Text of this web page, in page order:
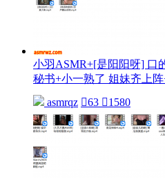
小羽ASMR+[是阳阳呀] 口
秘书+小一熟了 姐妹齐上阵
asmrqz 63 1580